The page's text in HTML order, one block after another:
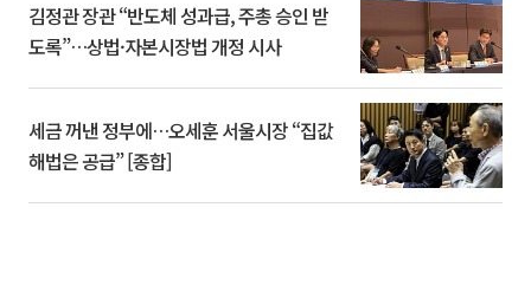
김정관 장관 “반도체 성과급, 주총 승인 받
도록”…상법·자본시장법 개정 시사
세금 꺼낸 정부에…오세훈 서울시장 “집값
해법은 공급” [종합]